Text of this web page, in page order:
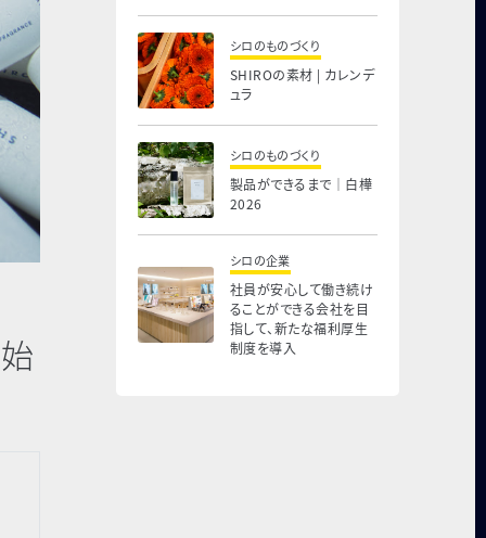
シロのものづくり
SHIROの素材 | カレンデ
ュラ
シロのものづくり
製品ができるまで｜白樺
2026
シロの企業
社員が安心して働き続け
ることができる会社を目
指して、新たな福利厚生
制度を導入